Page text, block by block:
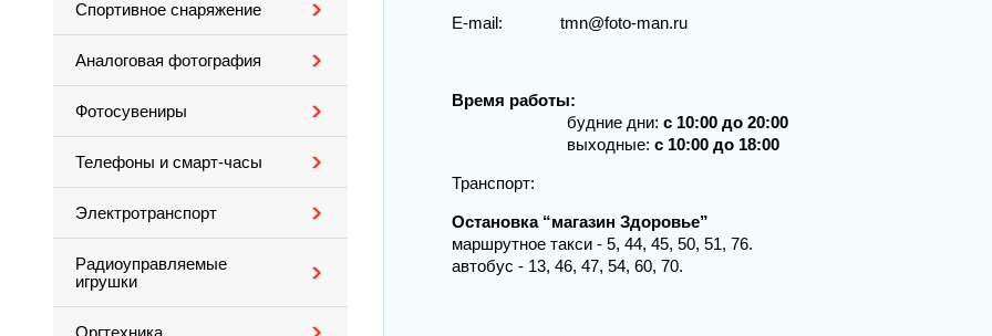
Спортивное снаряжение
Аналоговая фотография
Фотосувениры
Телефоны и смарт-часы
Электротранспорт
Радиоуправляемые
игрушки
E-mail: tmn@foto-man.ru
Время работы:
будние дни: с 10:00 до 20:00
выходные: с 10:00 до 18:00
Транспорт:
Остановка “магазин Здоровье”
маршрутное такси - 5, 44, 45, 50, 51, 76.
автобус - 13, 46, 47, 54, 60, 70.